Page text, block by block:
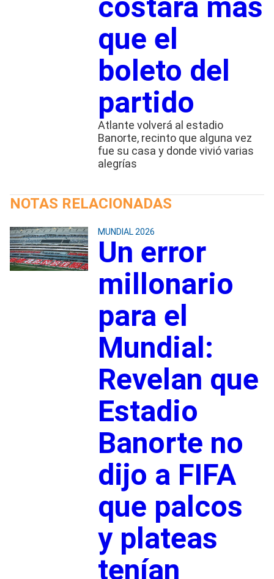
que el
boleto del
partido
Atlante volverá al estadio
Banorte, recinto que alguna vez
fue su casa y donde vivió varias
alegrías
NOTAS RELACIONADAS
MUNDIAL 2026
Un error
millonario
para el
Mundial:
Revelan que
Estadio
Banorte no
dijo a FIFA
que palcos
y plateas
tenían